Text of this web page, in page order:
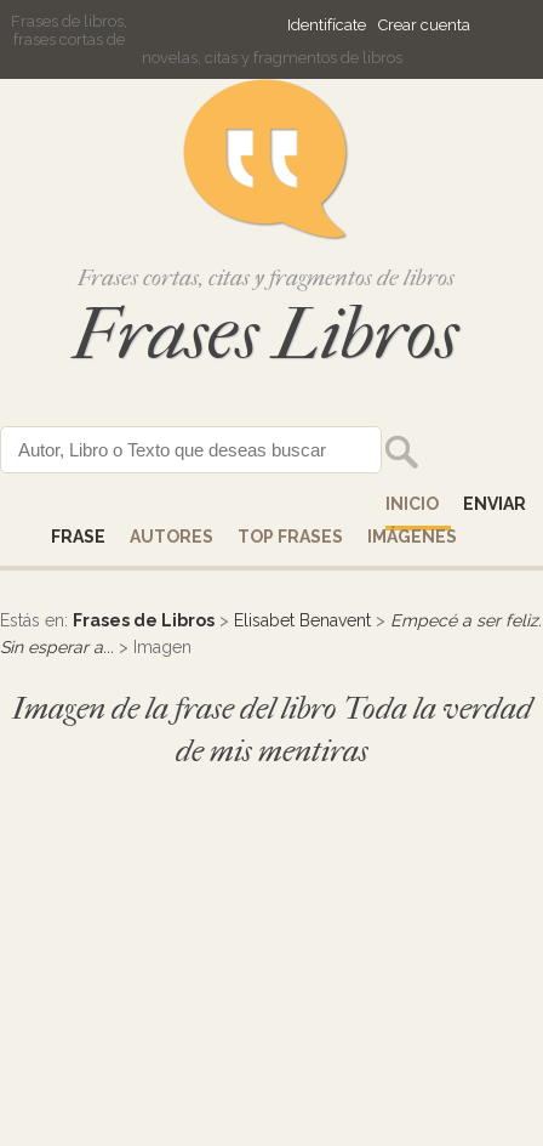
Identifícate Crear cuenta
Frases de libros,
frases cortas de
novelas, citas y fragmentos de libros
Frases cortas, citas y fragmentos de libros
Frases Libros
INICIO
ENVIAR
FRASE
AUTORES TOP FRASES IMÁGENES
Estás en: Frases de Libros > Elisabet Benavent > Empecé a ser feliz.
Sin esperar a... > Imagen
Imagen de la frase del libro Toda la verdad
de mis mentiras